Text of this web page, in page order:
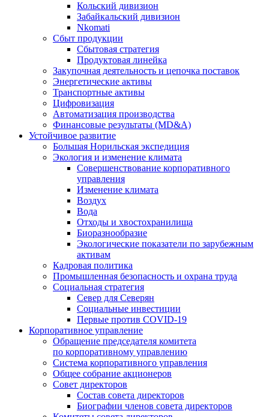
Кольский дивизион
Забайкальский дивизион
Nkomati
Сбыт продукции
Сбытовая стратегия
Продуктовая линейка
Закупочная деятельность и цепочка поставок
Энергетические активы
Транспортные активы
Цифровизация
Автоматизация производства
Финансовые результаты (MD&A)
Устойчивое развитие
Большая Норильская экспедиция
Экология и изменение климата
Совершенствование корпоративного
управления
Изменение климата
Воздух
Вода
Отходы и хвостохранилища
Биоразнообразие
Экологические показатели по зарубежным
активам
Кадровая политика
Промышленная безопасность и охрана труда
Социальная стратегия
Север для Северян
Социальные инвестиции
Первые против COVID‑19
Корпоративное управление
Обращение председателя комитета
по корпоративному управлению
Система корпоративного управления
Общее собрание акционеров
Совет директоров
Состав совета директоров
Биографии членов совета директоров